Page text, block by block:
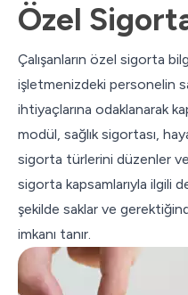
Özel
Çalışanların özel sigorta
işletmenizdeki personelin
ihtiyaçlarına odaklanarak
modül, sağlık sigortası,
sigorta türlerini düzenler ve
sigorta kapsamlarıyla ilgili
şekilde saklar ve
imkanı tanır.